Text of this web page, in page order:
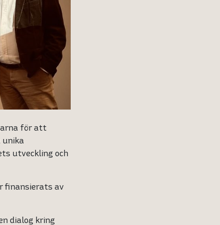
för att
utveckling och
finansierats av
dialog kring